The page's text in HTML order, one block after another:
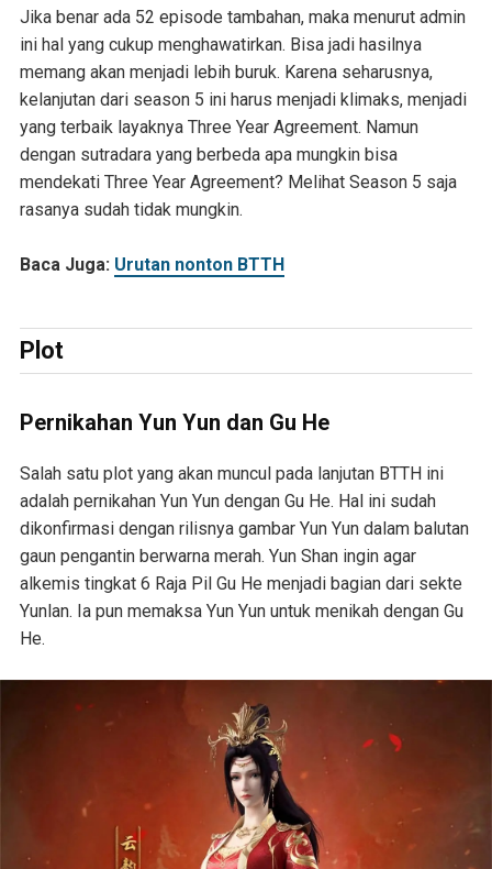
Jika benar ada 52 episode tambahan, maka menurut admin
ini hal yang cukup menghawatirkan. Bisa jadi hasilnya
memang akan menjadi lebih buruk. Karena seharusnya,
kelanjutan dari season 5 ini harus menjadi klimaks, menjadi
yang terbaik layaknya Three Year Agreement. Namun
dengan sutradara yang berbeda apa mungkin bisa
mendekati Three Year Agreement? Melihat Season 5 saja
rasanya sudah tidak mungkin.
Baca Juga: Urutan nonton BTTH
Plot
Pernikahan Yun Yun dan Gu He
Salah satu plot yang akan muncul pada lanjutan BTTH ini
adalah pernikahan Yun Yun dengan Gu He. Hal ini sudah
dikonfirmasi dengan rilisnya gambar Yun Yun dalam balutan
gaun pengantin berwarna merah. Yun Shan ingin agar
alkemis tingkat 6 Raja Pil Gu He menjadi bagian dari sekte
Yunlan. Ia pun memaksa Yun Yun untuk menikah dengan Gu
He.